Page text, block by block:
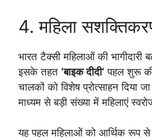
4. महिला
भारत टैक्सी महिलाओं की भागीदारी
इसके तहत ‘बाइक दीदी’ पहल शुरू
चालकों को विशेष प्रोत्साहन दिया
माध्यम से बड़ी संख्या में महिलाएं
यह पहल महिलाओं को आर्थिक रूप से